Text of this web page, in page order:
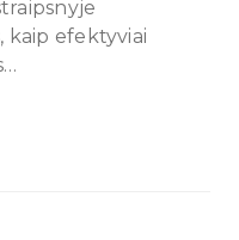
kaip efektyviai